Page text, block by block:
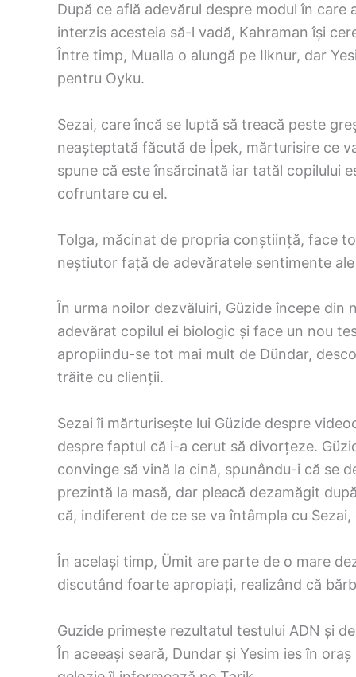
După ce află adevărul despre modul în
interzis acesteia să-l vadă, Kahraman își
Între timp, Mualla o alungă pe Ilknur, dar
pentru Oyku.
Sezai, care încă se luptă să treacă peste
neașteptată făcută de İpek, mărturisire ce
spune că este însărcinată iar tatăl copilului
cofruntare cu el.
Tolga, măcinat de propria conștiință, face
neștiutor față de adevăratele sentimente
În urma noilor dezvăluiri, Güzide începe din
adevărat copilul ei biologic și face un nou
apropiindu-se tot mai mult de Dündar,
trăite cu clienții.
Sezai îi mărturisește lui Güzide despre
despre faptul că i-a cerut să divorțeze.
convinge să vină la cină, spunându-i că se
prezintă la masă, dar pleacă dezamăgit
că, indiferent de ce se va întâmpla cu
În același timp, Ümit are parte de o mare
discutând foarte apropiați, realizând că
Guzide primește rezultatul testului ADN și
În aceeași seară, Dundar și Yesim ies în